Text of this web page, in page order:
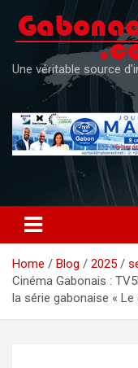
content
Une véritable source
Home Blog 2025
Cinéma Gabonais :
la série gabonaise « Le